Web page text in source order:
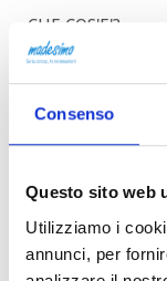
Consenso
Questo sito web
Utilizziamo i
annunci, per
CHE COS'E'?
Un progetto
momento
mutamento tra
collaborazione
locale Saul
dell'ambiente